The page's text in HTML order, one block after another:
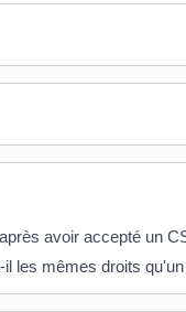
avoir accepté un
les mêmes droits